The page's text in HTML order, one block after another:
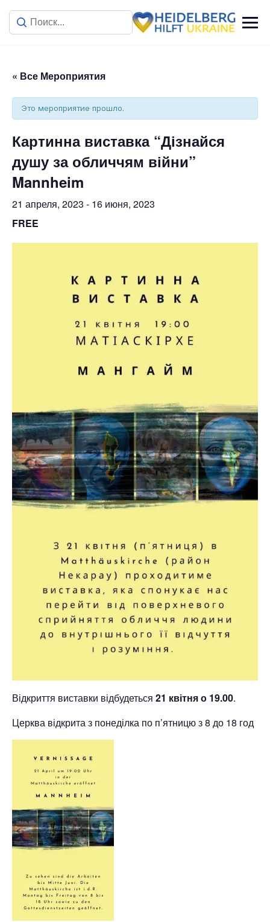
« Все Мероприятия
Это мероприятие прошло.
Картинна виставка “Дізнайся
душу за обличчям війни”
Mannheim
21 апреля, 2023 - 16 июня, 2023
FREE
Відкриття виставки відбудеться 21 квітня о 19.00.
Церква відкрита з понеділка по п’ятницю з 8 до 18 год